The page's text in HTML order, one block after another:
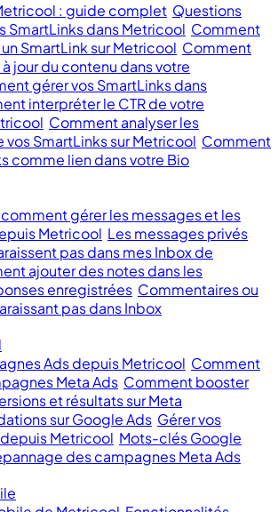
: guide complet Questions
SmartLinks dans Metricool Comment
SmartLink sur Metricool Comment
jour du contenu dans votre
gérer vos SmartLinks dans
interpréter le CTR de votre
Comment analyser les
SmartLinks sur Metricool Comment
comme lien dans votre Bio
gérer les messages et les
Metricool Les messages privés
pas dans mes Inbox de
ajouter des notes dans les
enregistrées Commentaires ou
pas dans Inbox
Ads depuis Metricool Comment
Meta Ads Comment booster
et résultats sur Meta
sur Google Ads Gérer vos
Metricool Mots-clés Google
des campagnes Meta Ads